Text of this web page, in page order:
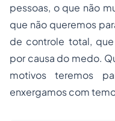
pessoas, o que não
que não queremos
de controle total,
por causa do medo.
motivos teremos
enxergamos com